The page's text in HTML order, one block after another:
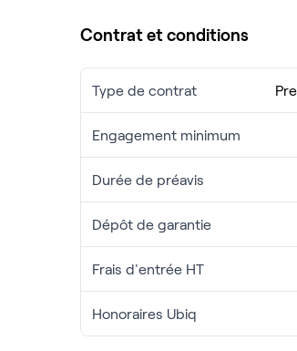
Contrat et conditions
Type de contrat
Engagement minimum
Durée de préavis
Dépôt de garantie
Frais d'entrée HT
Honoraires Ubiq